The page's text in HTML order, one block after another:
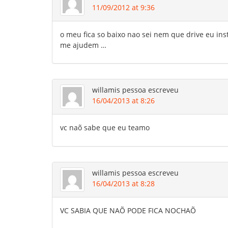
11/09/2012 at 9:36
o meu fica so baixo nao sei nem que drive eu
me ajudem …
willamis pessoa escreveu
16/04/2013 at 8:26
vc naõ sabe que eu teamo
willamis pessoa escreveu
16/04/2013 at 8:28
VC SABIA QUE NAÕ PODE FICA NOCHAÕ